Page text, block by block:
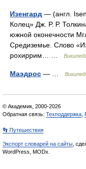
Изенгард — (англ.
Колец» Дж. Р. Р.
южной оконечности
Средиземье. Слово
рохиррим… …
Маэдрос — …
© Академик, 2000-2026
Обратная связь: Техподдержка
👣 Путешествия
Экспорт словарей на сайты ,
WordPress, MODx.